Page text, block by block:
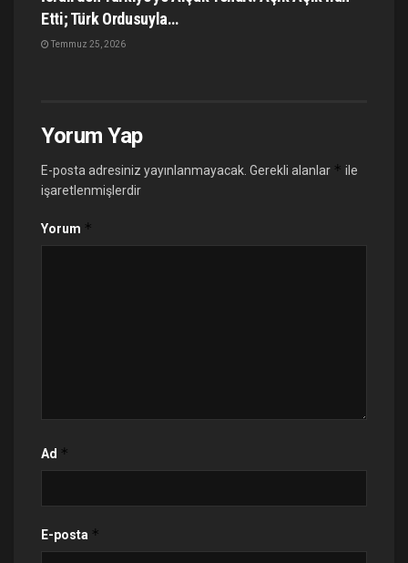
Etti; Türk Ordusuyla…
Temmuz 25, 2026
Yorum Yap
E-posta adresiniz yayınlanmayacak. Gerekli alanlar * ile
işaretlenmişlerdir
Yorum *
Ad *
E-posta *